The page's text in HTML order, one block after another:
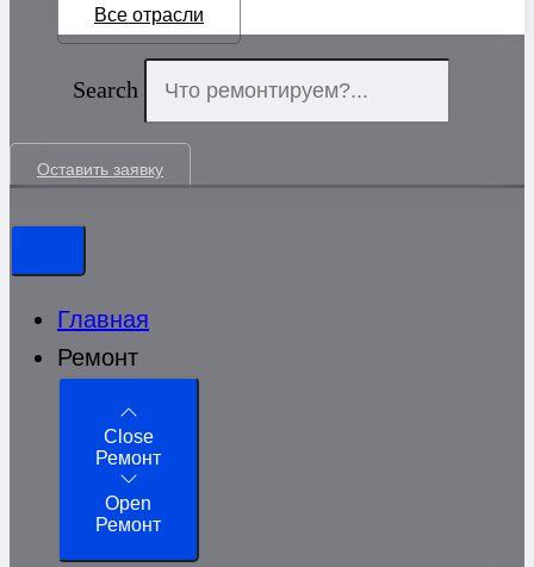
Все отрасли
Search
Оставить заявку
Главная
Ремонт
Close
Ремонт
Open
Ремонт